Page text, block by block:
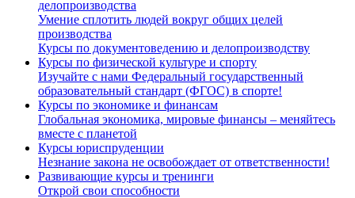
делопроизводства
Умение сплотить людей вокруг общих целей
производства
Курсы по документоведению и делопроизводству
Курсы по физической культуре и спорту
Изучайте с нами Федеральный государственный
образовательный стандарт (ФГОС) в спорте!
Курсы по экономике и финансам
Глобальная экономика, мировые финансы – меняйтесь
вместе с планетой
Курсы юриспруденции
Незнание закона не освобождает от ответственности!
Развивающие курсы и тренинги
Открой свои способности